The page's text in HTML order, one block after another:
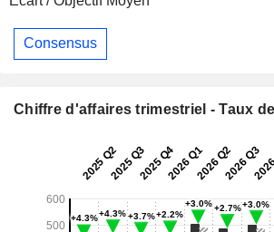
Consensus
Chiffre d'affaires trimestriel - Taux